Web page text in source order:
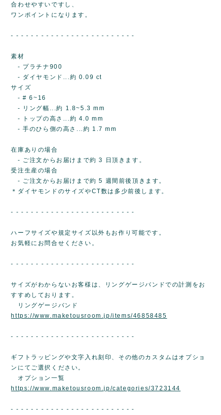
合わせやすいですし、
ワンポイントになります。
- - - - - - - - - - - - - - - - - - - - - - - - -
素材
- プラチナ900
- ダイヤモンド...約 0.09 ct
サイズ
- # 6~16
- リング幅...約 1.8~5.3 mm
- トップの高さ...約 4.0 mm
- 手のひら側の高さ...約 1.7 mm
在庫ありの場合
- ご注文からお届けまで約 3 日頂きます。
受注生産の場合
- ご注文からお届けまで約 5 週間前後頂きます。
＊ダイヤモンドのサイズやCT数は多少前後します。
- - - - - - - - - - - - - - - - - - - - - - - - -
ハーフサイズや規定サイズ以外もお作り可能です。
お気軽にお問合せください。
- - - - - - - - - - - - - - - - - - - - - - - - -
サイズがわからないお客様は、リングゲージバンドでの計測をお
すすめしております。
リングゲージバンド
https://www.maketousroom.jp/items/46858485
- - - - - - - - - - - - - - - - - - - - - - - - -
ギフトラッピングや文字入れ刻印、その他のカスタムはオプショ
ンにてご選択ください。
オプション一覧
https://www.maketousroom.jp/categories/3723144
- - - - - - - - - - - - - - - - - - - - - - - - -